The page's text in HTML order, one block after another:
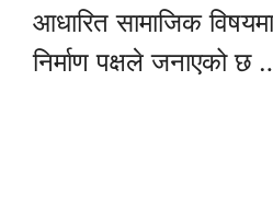
आधारित सामाजिक विषयमा
निर्माण पक्षले जनाएको छ